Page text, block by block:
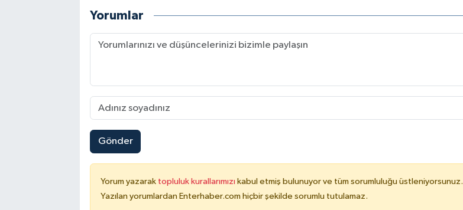
Yorumlar
Gönder
Yorum yazarak topluluk kurallarımızı kabul etmiş bulunuyor ve tüm sorumluluğu üstleniyorsunuz.
Yazılan yorumlardan Enterhaber.com hiçbir şekilde sorumlu tutulamaz.